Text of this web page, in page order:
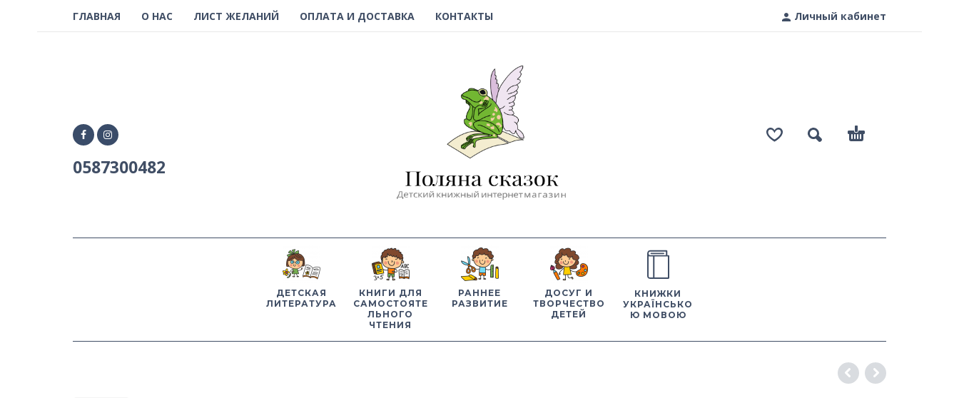
Личный кабинет
ГЛАВНАЯ О НАС ЛИСТ ЖЕЛАНИЙ ОПЛАТА И ДОСТАВКА КОНТАКТЫ
0587300482
ДЕТСКАЯ
ЛИТЕРАТУРА
КНИГИ ДЛЯ
САМОСТОЯТЕ
ЛЬНОГО
ЧТЕНИЯ
РАННЕЕ
РАЗВИТИЕ
ДОСУГ И
ТВОРЧЕСТВО
ДЕТЕЙ
КНИЖКИ
УКРАЇНСЬКО
Ю МОВОЮ